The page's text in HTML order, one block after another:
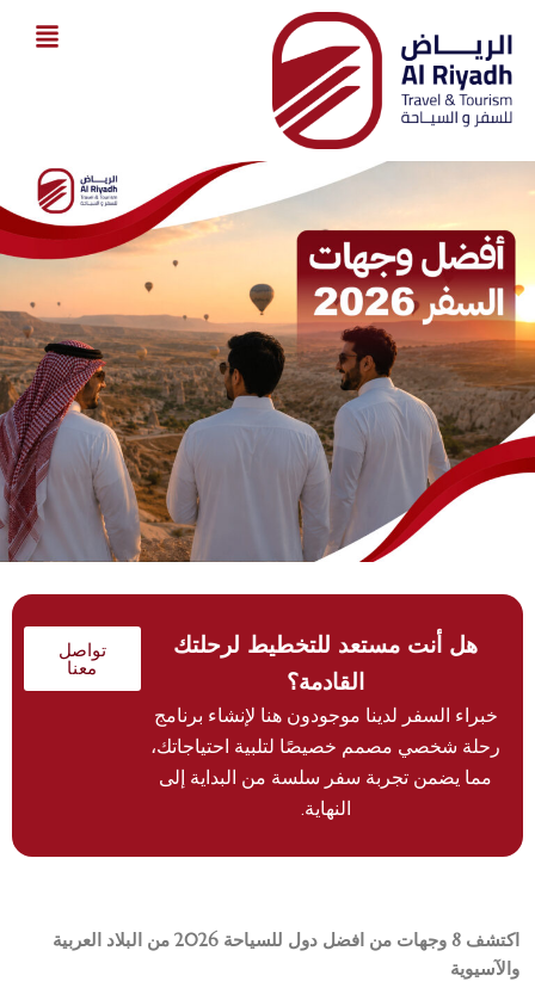
إلى
المحتوى
هل أنت مستعد للتخطيط لرحلتك
القادمة؟
خبراء السفر لدينا موجودون هنا لإنشاء برنامج
رحلة شخصي مصمم خصيصًا لتلبية احتياجاتك،
مما يضمن تجربة سفر سلسة من البداية إلى
النهاية.
تواصل
معنا
اكتشف 8 وجهات من افضل دول للسياحة 2026 من البلاد العربية
والآسيوية